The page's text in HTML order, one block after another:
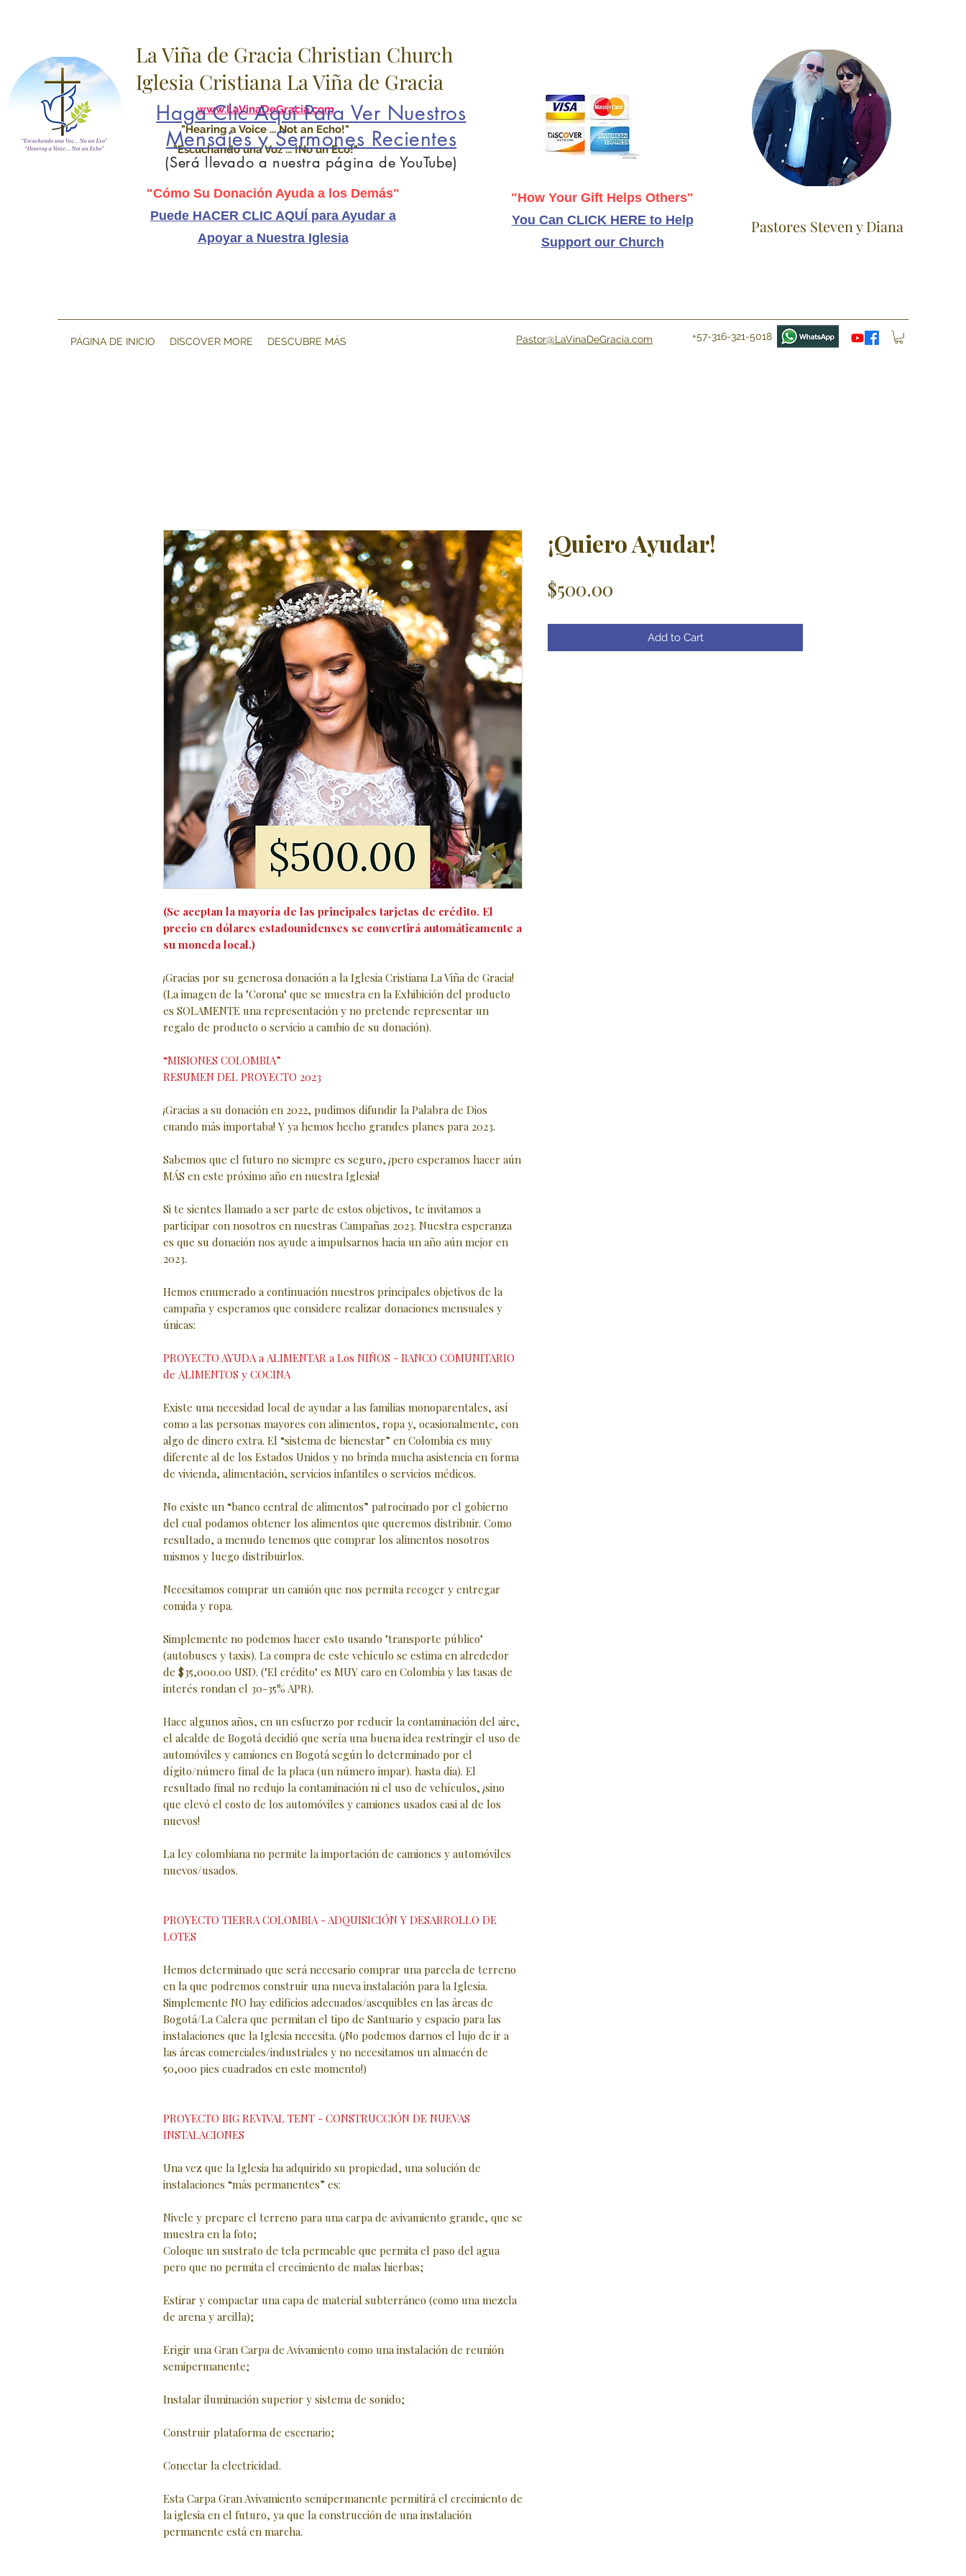
La Viña de Gracia Christian Church
Iglesia Cristiana La Viña de Gracia
www.LaVinaDeGracia.com
"Hearing a Voice ... Not an Echo!"
"Escuchando una Voz ... ¡No un Eco!"
"Cómo Su Donación Ayuda a los Demás"
Puede HACER CLIC AQUÍ para Ayudar a
Apoyar a Nuestra Iglesia
Haga Clic Aquí Para Ver Nuestros
Mensajes y Sermones Recientes
(Será llevado a nuestra página de YouTube)
"How Your Gift Helps Others"
You Can CLICK HERE to Help
Support our Church
Pastores Steven y Diana
PÁGINA DE INICIO DISCOVER MORE DESCUBRE MÁS Pastor@LaVinaDeGracia.com +57-316-321-5018
(Se aceptan la mayoría de las principales tarjetas de crédito. El
precio en dólares estadounidenses se convertirá automáticamente a
su moneda local.)
¡Gracias por su generosa donación a la Iglesia Cristiana La Viña de Gracia!
(La imagen de la "Corona" que se muestra en la Exhibición del producto
es SOLAMENTE una representación y no pretende representar un
regalo de producto o servicio a cambio de su donación).
“MISIONES COLOMBIA”
RESUMEN DEL PROYECTO 2023
¡Gracias a su donación en 2022, pudimos difundir la Palabra de Dios
cuando más importaba! ‍Y ya hemos hecho grandes planes para 2023.
Sabemos que el futuro no siempre es seguro, ¡pero esperamos hacer aún
MÁS en este próximo año en nuestra Iglesia!
Si te sientes llamado a ser parte de estos objetivos, te invitamos a
participar con nosotros en nuestras Campañas 2023. ‍Nuestra esperanza
es que su donación nos ayude a impulsarnos hacia un año aún mejor en
2023.
Hemos enumerado a continuación nuestros principales objetivos de la
campaña y esperamos que considere realizar donaciones mensuales y
únicas:
PROYECTO AYUDA a ALIMENTAR a Los NIÑOS - BANCO COMUNITARIO
de ALIMENTOS y COCINA
Existe una necesidad local de ayudar a las familias monoparentales, así
como a las personas mayores con alimentos, ropa y, ocasionalmente, con
algo de dinero extra. El “sistema de bienestar” en Colombia es muy
diferente al de los Estados Unidos y no brinda mucha asistencia en forma
de vivienda, alimentación, servicios infantiles o servicios médicos.
No existe un “banco central de alimentos” patrocinado por el gobierno
del cual podamos obtener los alimentos que queremos distribuir. Como
resultado, a menudo tenemos que comprar los alimentos nosotros
mismos y luego distribuirlos.
Necesitamos comprar un camión que nos permita recoger y entregar
comida y ropa.
Simplemente no podemos hacer esto usando "transporte público"
(autobuses y taxis). La compra de este vehículo se estima en alrededor
de $35,000.00 USD. ("El crédito" es MUY caro en Colombia y las tasas de
interés rondan el 30-35% APR).
Hace algunos años, en un esfuerzo por reducir la contaminación del aire,
el alcalde de Bogotá decidió que sería una buena idea restringir el uso de
automóviles y camiones en Bogotá según lo determinado por el
dígito/número final de la placa (un número impar). hasta dia). El
resultado final no redujo la contaminación ni el uso de vehículos, ¡sino
que elevó el costo de los automóviles y camiones usados casi al de los
nuevos!
La ley colombiana no permite la importación de camiones y automóviles
nuevos/usados.
PROYECTO TIERRA COLOMBIA - ADQUISICIÓN Y DESARROLLO DE
LOTES
Hemos determinado que será necesario comprar una parcela de terreno
en la que podremos construir una nueva instalación para la Iglesia.
Simplemente NO hay edificios adecuados/asequibles en las áreas de
Bogotá/La Calera que permitan el tipo de Santuario y espacio para las
instalaciones que la Iglesia necesita. (¡No podemos darnos el lujo de ir a
las áreas comerciales/industriales y no necesitamos un almacén de
50,000 pies cuadrados en este momento!)
PROYECTO BIG REVIVAL TENT - CONSTRUCCIÓN DE NUEVAS
INSTALACIONES
Una vez que la Iglesia ha adquirido su propiedad, una solución de
instalaciones “más permanentes” es:
Nivele y prepare el terreno para una carpa de avivamiento grande, que se
muestra en la foto;
Coloque un sustrato de tela permeable que permita el paso del agua
pero que no permita el crecimiento de malas hierbas;
Estirar y compactar una capa de material subterráneo (como una mezcla
de arena y arcilla);
Erigir una Gran Carpa de Avivamiento como una instalación de reunión
semipermanente;
Instalar iluminación superior y sistema de sonido;
Construir plataforma de escenario;
Conectar la electricidad.
Esta Carpa Gran Avivamiento semipermanente permitirá el crecimiento de
la iglesia en el futuro, ya que la construcción de una instalación
permanente está en marcha.
¡Quiero Ayudar!
$500.00
Add to Cart